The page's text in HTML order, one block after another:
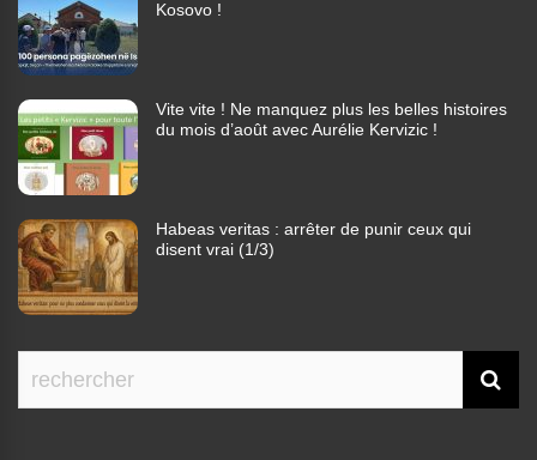
Kosovo !
Vite vite ! Ne manquez plus les belles histoires
du mois d’août avec Aurélie Kervizic !
Habeas veritas : arrêter de punir ceux qui
disent vrai (1/3)